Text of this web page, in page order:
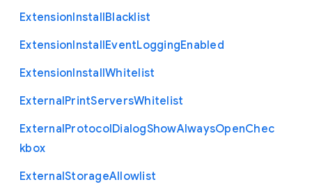
ExtensionInstallBlacklist
ExtensionInstallEventLoggingEnabled
ExtensionInstallWhitelist
ExternalPrintServersWhitelist
ExternalProtocolDialogShowAlwaysOpenChec
kbox
ExternalStorageAllowlist